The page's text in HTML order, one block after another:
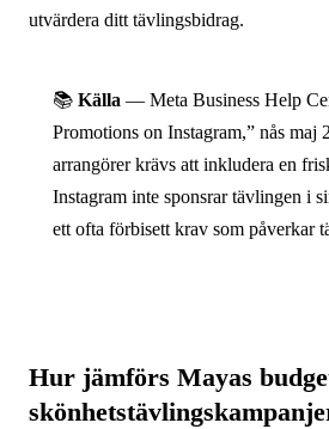
utvärdera ditt tävlingsbidrag.
📚 Källa — Meta Business Help
Promotions on Instagram,” nås
arrangörer krävs att inkludera en
Instagram inte sponsrar tävlingen i
ett ofta förbisett krav som påverkar
Hur jämförs Mayas